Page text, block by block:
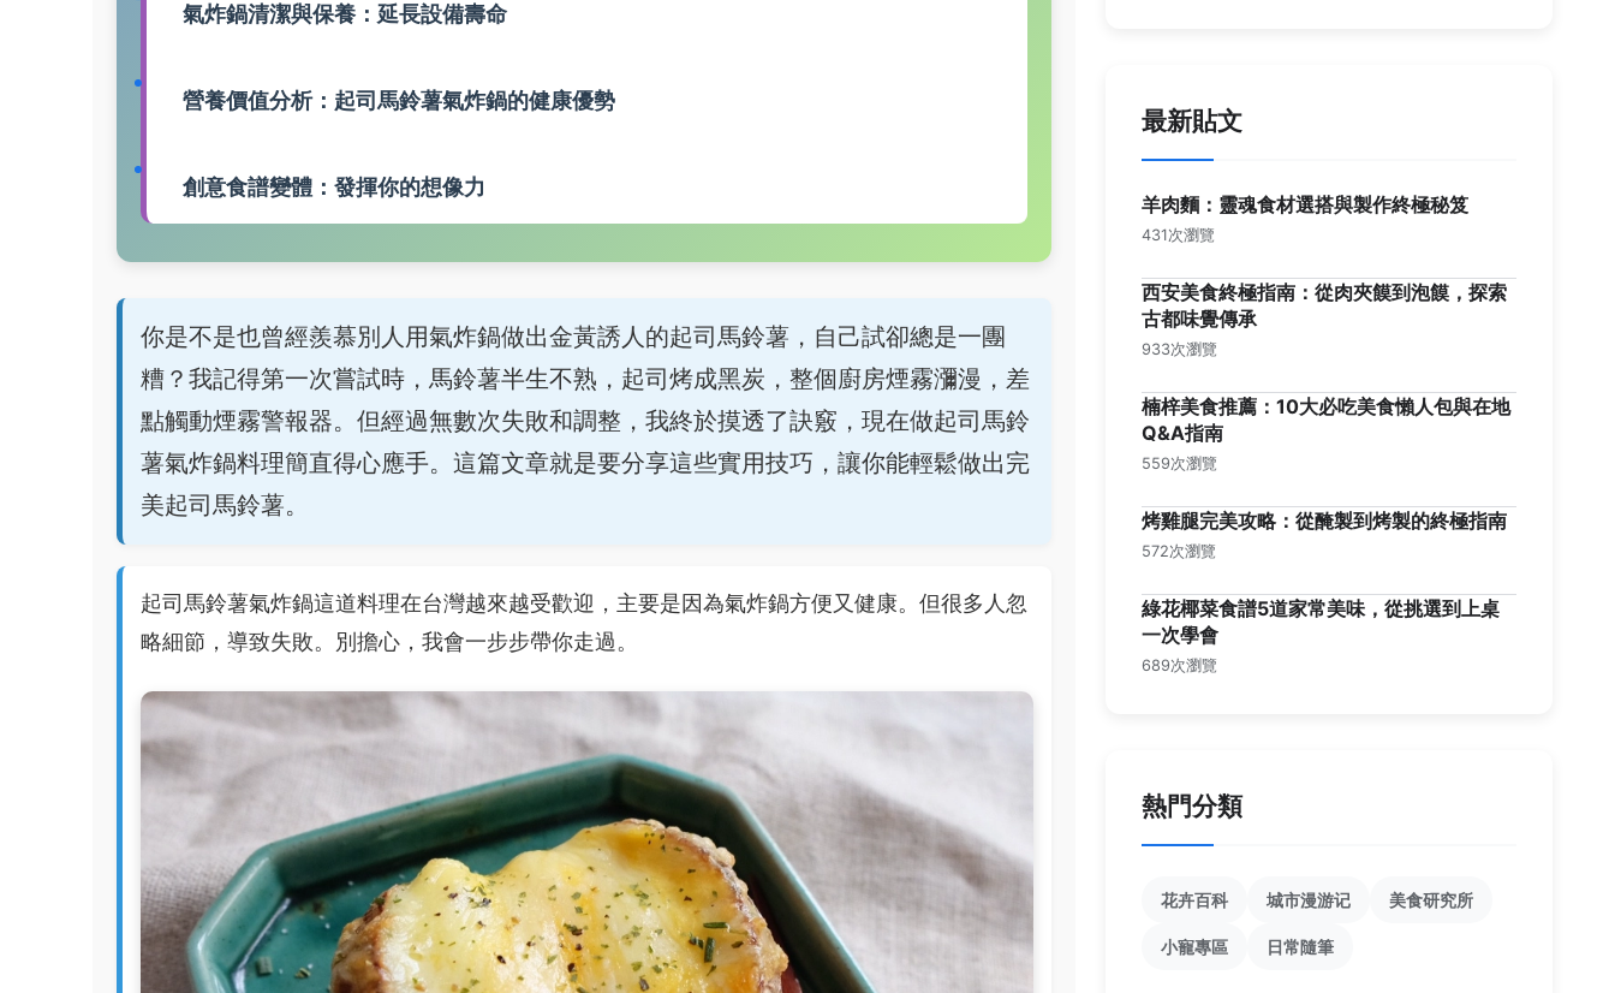
氣炸鍋清潔與保養：延長設備壽命
營養價值分析：起司馬鈴薯氣炸鍋的健康優勢
創意食譜變體：發揮你的想像力
你是不是也曾經羨慕別人用氣炸鍋做出金黃誘人的起司馬鈴薯，自己試卻總是一團
糟？我記得第一次嘗試時，馬鈴薯半生不熟，起司烤成黑炭，整個廚房煙霧瀰漫，差
點觸動煙霧警報器。但經過無數次失敗和調整，我終於摸透了訣竅，現在做起司馬鈴
薯氣炸鍋料理簡直得心應手。這篇文章就是要分享這些實用技巧，讓你能輕鬆做出完
美起司馬鈴薯。
起司馬鈴薯氣炸鍋這道料理在台灣越來越受歡迎，主要是因為氣炸鍋方便又健康。但很多人忽
略細節，導致失敗。別擔心，我會一步步帶你走過。
最新貼文
羊肉麵：靈魂食材選搭與製作終極秘笈
431次瀏覽
西安美食終極指南：從肉夾饃到泡饃，探索
古都味覺傳承
933次瀏覽
楠梓美食推薦：10大必吃美食懶人包與在地
Q&A指南
559次瀏覽
烤雞腿完美攻略：從醃製到烤製的終極指南
572次瀏覽
綠花椰菜食譜5道家常美味，從挑選到上桌
一次學會
689次瀏覽
熱門分類
花卉百科 城市漫游记 美食研究所
小寵專區 日常隨筆